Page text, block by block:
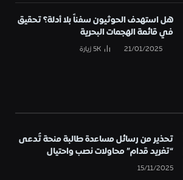
هل استهدف الحوثيون سفناً بلا أدلة؟ تحقيق
في قائمة الهجمات البحرية
21/01/2025
5Kزيارة
تحذير من رسائل مساعدة طالبة منحة تُدعى
“تغريد قدام” محاولات نصب واحتيال
15/11/2025